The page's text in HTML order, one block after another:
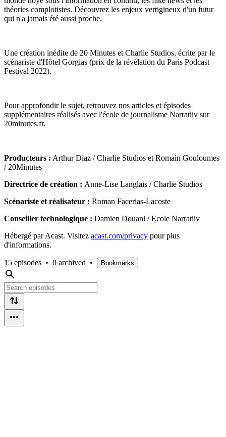
théories complotistes. Découvrez les enjeux vertigineux d'un futur
qui n'a jamais été aussi proche.
Une création inédite de 20 Minutes et Charlie Studios, écrite par le
scénariste d'Hôtel Gorgias (prix de la révélation du Paris Podcast
Festival 2022).
Pour approfondir le sujet, retrouvez nos articles et épisodes
supplémentaires réalisés avec l'école de journalisme Narratiiv sur
20minutes.fr.
Producteurs : Arthur Diaz / Charlie Studios et Romain Gouloumes
/ 20Minutes
Directrice de création : Anne-Lise Langlais / Charlie Studios
Scénariste et réalisateur : Roman Facerias-Lacoste
Conseiller technologique : Damien Douani / Ecole Narratiiv
Hébergé par Acast. Visitez acast.com/privacy pour plus
d'informations.
15 episodes • 0 archived • Bookmarks